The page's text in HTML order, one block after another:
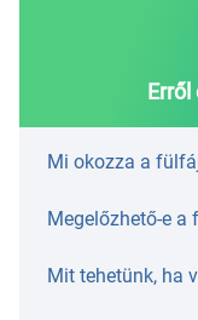
Mi okozza a
Megelőzhető-e a
Mit tehetünk, ha